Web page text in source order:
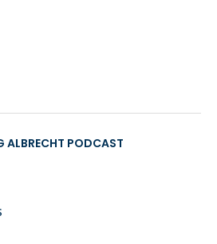
ALBRECHT PODCAST